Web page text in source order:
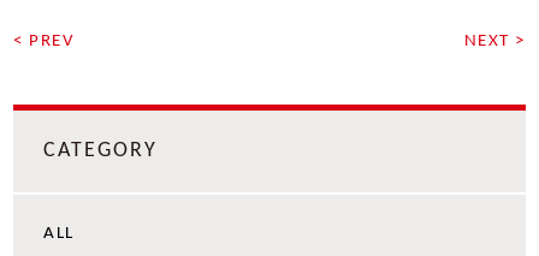
< PREV NEXT >
CATEGORY
ALL